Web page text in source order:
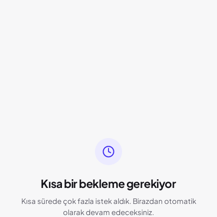
Kısa bir bekleme gerekiyor
Kısa sürede çok fazla istek aldık. Birazdan otomatik
olarak devam edeceksiniz.